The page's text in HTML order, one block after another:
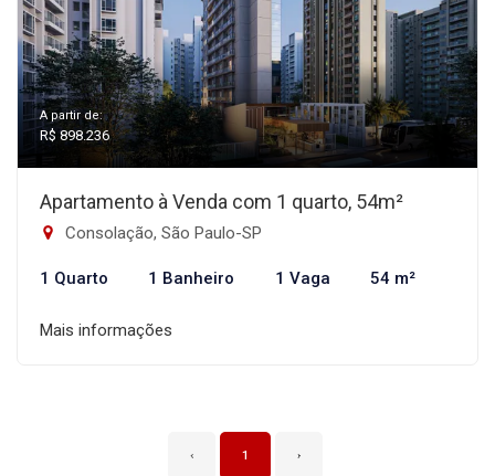
A partir de:
R$ 898.236
Apartamento à Venda com 1 quarto, 54m²
Consolação, São Paulo-SP
1 Quarto 1 Banheiro 1 Vaga 54 m²
Mais informações
‹ 1 ›